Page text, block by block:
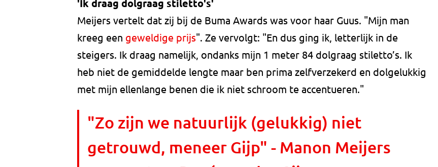
'Ik draag dolgraag stiletto's'
Meijers vertelt dat zij bij de Buma Awards was voor haar Guus. "Mijn man
kreeg een geweldige prijs". Ze vervolgt: "En dus ging ik, letterlijk in de
steigers. Ik draag namelijk, ondanks mijn 1 meter 84 dolgraag stiletto’s. Ik
heb niet de gemiddelde lengte maar ben prima zelfverzekerd en dolgelukkig
met mijn ellenlange benen die ik niet schroom te accentueren."
"Zo zijn we natuurlijk (gelukkig) niet
getrouwd, meneer Gijp" - Manon Meijers